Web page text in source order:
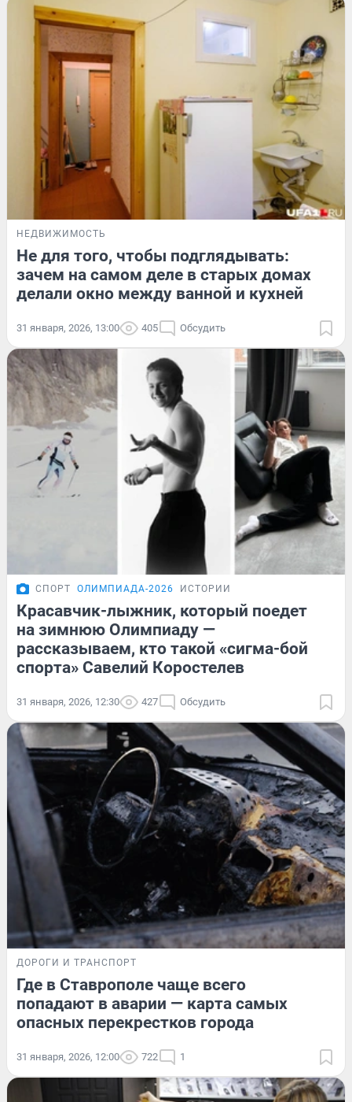
НЕДВИЖИМОСТЬ
Не для того, чтобы подглядывать:
зачем на самом деле в старых домах
делали окно между ванной и кухней
31 января, 2026, 13:00 405 Обсудить
СПОРТ ОЛИМПИАДА-2026 ИСТОРИИ
Красавчик-лыжник, который поедет
на зимнюю Олимпиаду —
рассказываем, кто такой «сигма-бой
спорта» Савелий Коростелев
31 января, 2026, 12:30 427 Обсудить
ДОРОГИ И ТРАНСПОРТ
Где в Ставрополе чаще всего
попадают в аварии — карта самых
опасных перекрестков города
31 января, 2026, 12:00 722 1